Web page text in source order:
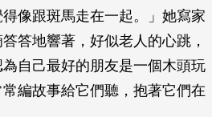
像跟斑馬走在一起。」她寫家
答地響著，好似老人的心跳，
自己最好的朋友是一個木頭玩
編故事給它們聽，抱著它們在